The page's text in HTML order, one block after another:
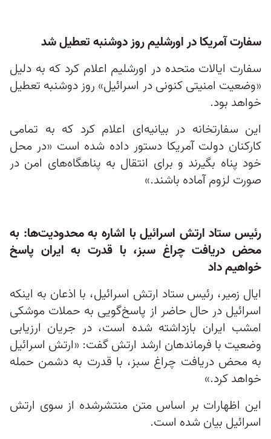
سفارت آمریکا در اورشلیم روز دوشنبه تعطیل شد
سفارت ایالات متحده در اورشلیم اعلام کرد که به دلیل
«وضعیت امنیتی کنونی در اسرائیل» روز دوشنبه تعطیل
خواهد بود.
این سفارتخانه در بیانیه‌ای اعلام کرد که به تمامی
کارکنان دولت آمریکا دستور داده شده است «در محل
خود پناه بگیرند و برای انتقال به پناهگاه‌های امن در
صورت لزوم آماده باشند.»
رئیس ستاد ارتش اسرائیل با اشاره به محدودیت‌ها: به
محض دریافت چراغ سبز، با قدرت به ایران پاسخ
خواهیم داد
ایال زمیر، رئیس ستاد ارتش اسرائیل، با اذعان به اینکه
اسرائیل در حال حاضر از پاسخ‌گویی به حملات موشکی
امشب ایران بازداشته شده است، در جریان ارزیابی
وضعیت با فرماندهان ارشد ارتش گفت: «ارتش اسرائیل
به محض دریافت چراغ سبز، با قدرت به دشمن حمله
خواهد کرد.»
این اظهارات بر اساس متن منتشرشده از سوی ارتش
اسرائیل بیان شده است.